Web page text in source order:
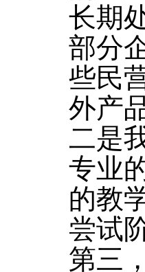
长期
部分
些民
外产
二是
专业
的教
尝试
第三